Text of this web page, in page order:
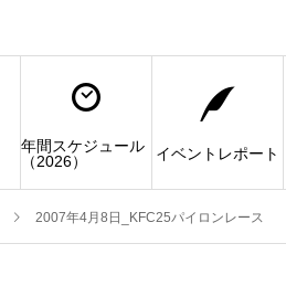
年間スケジュール
（2026）
イベントレポート
2007年4月8日_KFC25パイロンレース